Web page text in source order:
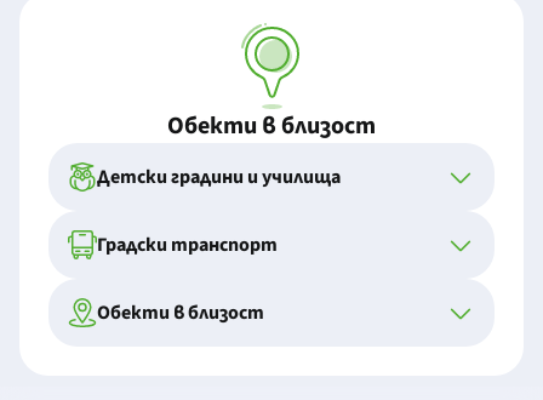
Обекти в близост
Детски градини и училища
Градски транспорт
Обекти в близост